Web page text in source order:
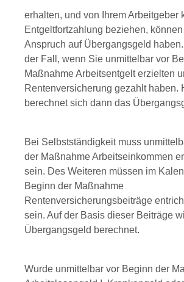
erhalten, und von Ihrem Arbeitgeber
Entgeltfortzahlung beziehen,
Anspruch auf Übergangsgeld
der Fall, wenn Sie unmittelbar vor
Maßnahme Arbeitsentgelt erzielten
Rentenversicherung gezahlt haben.
berechnet sich dann das
Bei Selbstständigkeit muss
der Maßnahme Arbeitseinkommen
sein. Des Weiteren müssen im
Beginn der Maßnahme
Rentenversicherungsbeiträge
sein. Auf der Basis dieser Beiträge
Übergangsgeld berechnet.
Wurde unmittelbar vor Beginn der